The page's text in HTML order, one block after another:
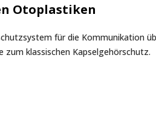
Otoplastiken
für die Kommunikation
klassischen Kapselgehörschutz.